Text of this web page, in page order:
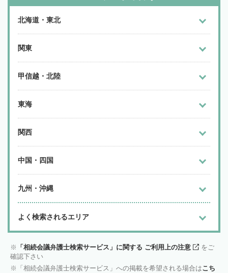
北海道・東北
関東
甲信越・北陸
東海
関西
中国・四国
九州・沖縄
よく検索されるエリア
「相続会議弁護士検索サービス」に関する ご利用上の注意
をご
確認下さい
「相続会議弁護士検索サービス」への掲載を希望される場合はこち